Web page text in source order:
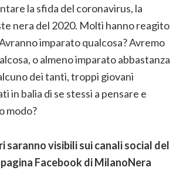
la sfida del coronavirus, la
nera del 2020. Molti hanno reagito
imparato qualcosa? Avremo
o almeno imparato abbastanza
dei tanti, troppi giovani
in balia di se stessi a pensare e
modo?
saranno visibili sui canali social del
Facebook di MilanoNera